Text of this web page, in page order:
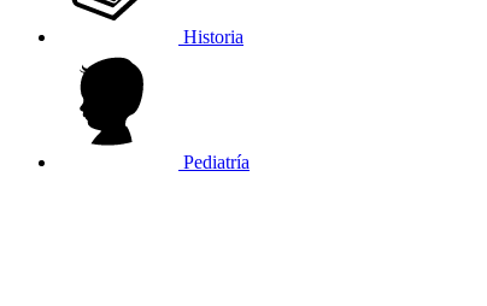
Historia
Pediatría